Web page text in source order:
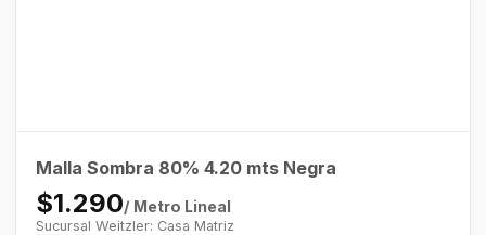
Malla Sombra 80% 4.20 mts Negra
$1.290/ Metro Lineal
Sucursal Weitzler: Casa Matriz